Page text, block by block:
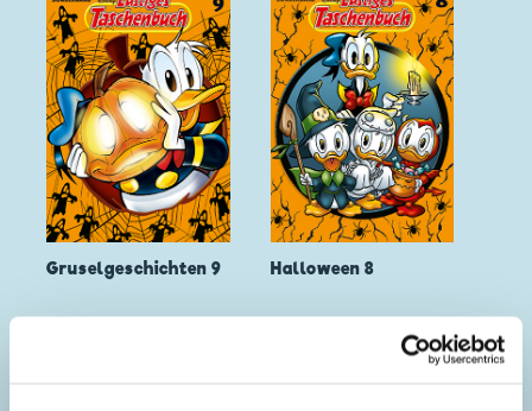
Gruselgeschichten 9 Halloween 8